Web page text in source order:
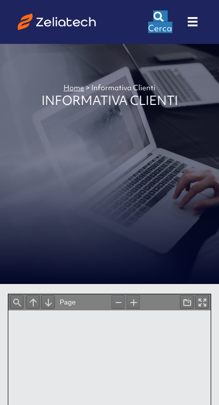
Cerca
Home> Informativa Clienti
INFORMATIVA CLIENTI